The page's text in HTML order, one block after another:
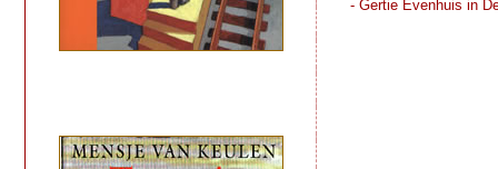
- Gertie Evenhuis in